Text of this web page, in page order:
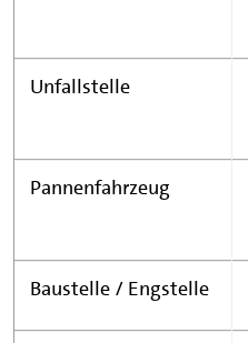
Unfallstelle
Pannenfahrzeug
Baustelle / Engstelle